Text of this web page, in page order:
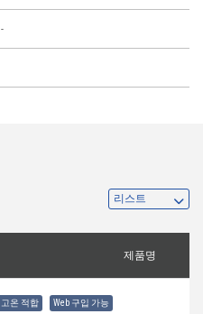
-
제품명
고온 적합 Web 구입 가능